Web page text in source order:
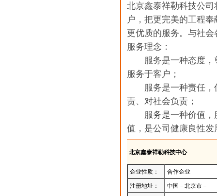
北京鑫泰祥勒科技公
户，把更完美的工程
更优质的服务。与社
服务理念：
服务是一种态度，
服务于客户；
服务是一种责任，
责、对社会负责；
服务是一种价值，
值，是公司健康良性
北京鑫泰祥勒科技中心
企业性质： 合作企业
注册地址： 中国－北京市－